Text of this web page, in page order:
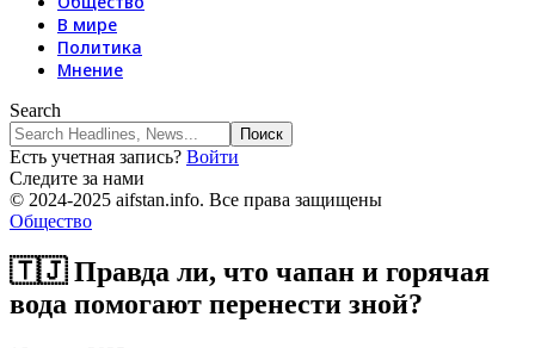
В мире
Политика
Мнение
Search
Есть учетная запись? Войти
Следите за нами
© 2024-2025 aifstan.info. Все права защищены
Общество
🇹🇯 Правда ли, что чапан и горячая
вода помогают перенести зной?